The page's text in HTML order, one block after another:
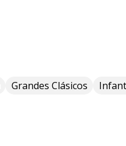
Grandes Clásicos